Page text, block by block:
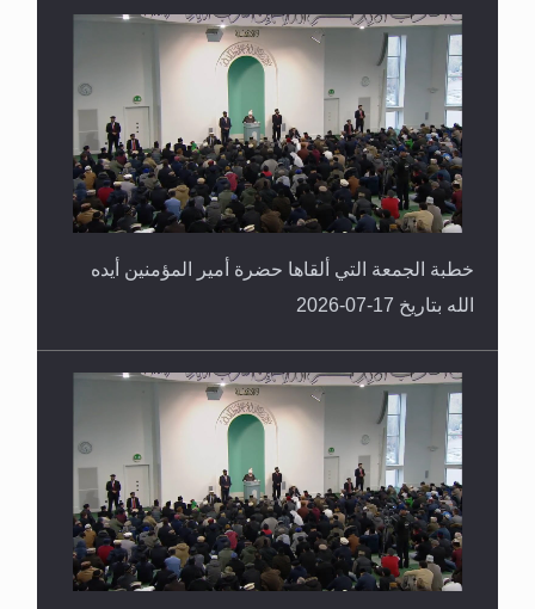
خطبة الجمعة التي ألقاها حضرة أمير المؤمنين أيده
الله بتاريخ 17-07-2026